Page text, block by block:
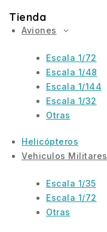
Tienda
Aviones
Escala 1/72
Escala 1/48
Escala 1/144
Escala 1/32
Otras
Helicópteros
Vehiculos Militares
Escala 1/35
Escala 1/72
Otras